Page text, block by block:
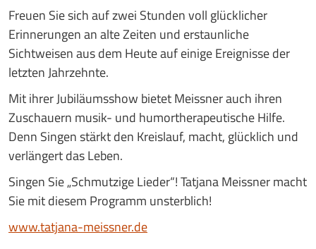
Freuen Sie sich auf zwei Stunden voll glücklicher
Erinnerungen an alte Zeiten und erstaunliche
Sichtweisen aus dem Heute auf einige Ereignisse der
letzten Jahrzehnte.
Mit ihrer Jubiläumsshow bietet Meissner auch ihren
Zuschauern musik- und humortherapeutische Hilfe.
Denn Singen stärkt den Kreislauf, macht, glücklich und
verlängert das Leben.
Singen Sie „Schmutzige Lieder“! Tatjana Meissner macht
Sie mit diesem Programm unsterblich!
www.tatjana-meissner.de